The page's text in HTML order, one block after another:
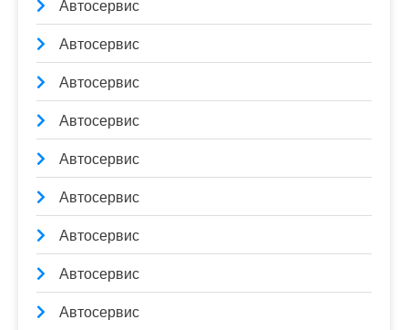
Автосервис
Автосервис
Автосервис
Автосервис
Автосервис
Автосервис
Автосервис
Автосервис
Автосервис